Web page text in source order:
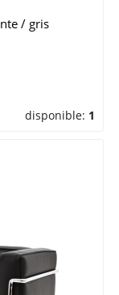
/ gris
disponible: 1